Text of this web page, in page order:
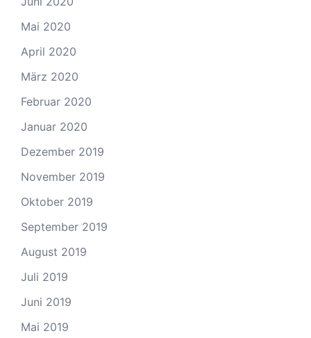
Mai 2020
April 2020
März 2020
Februar 2020
Januar 2020
Dezember 2019
November 2019
Oktober 2019
September 2019
August 2019
Juli 2019
Juni 2019
Mai 2019